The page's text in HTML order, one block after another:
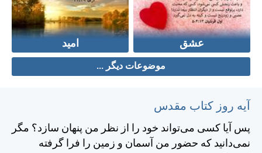
عشق امید
موضوعات دیگر ...
آیه روز کتاب مقدس
پس آيا كسی می‌تواند خود را از نظر من پنهان سازد؟ مگر
نمی‌دانيد كه حضور من آسمان و زمين را فرا گرفته